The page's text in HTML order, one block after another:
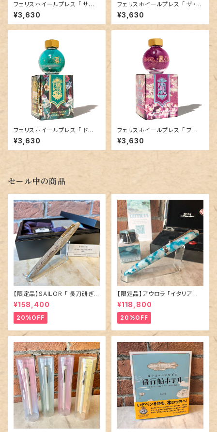
フェリスホイールプレス 「 サンフ
ォージドソレス（ THE FERRITA
LES COLLECTION ）」／20m
lインク／ラメ入り
¥3,630
フェリスホイールプレス 「 ザ・コ
ッパーリーフギルド（ THE FER
RITALES COLLECTION ）」／
20mlインク／ラメ入り
¥3,630
フェリスホイールプレス 「 ドー
ンオブパッセージ（ THE FERRI
TALES COLLECTION ）」／2
0mlインク／ラメ入り
¥3,630
フェリスホイールプレス 「 ブル
ームオブアセンション（ THE FE
RRITALES COLLECTION ）」
／20mlインク／ラメ入り
¥3,630
セール中の商品
【限定品】SAILOR 「 長刀研ぎ
エボナイト 万年筆 〜憧憬〜 」
／M（中字）／21金ペン先
¥158,400
20%OFF
【限定品】アウロラ 「イタリア神
秘の旅・オルティジア 万年筆」／
字幅EF
¥118,800
20%OFF